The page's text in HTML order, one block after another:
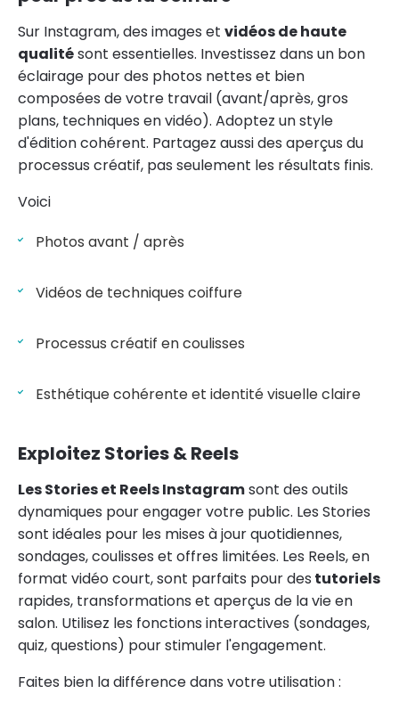
Sur Instagram, des images et vidéos de haute
qualitésont essentielles. Investissez dans un bon
éclairage pour des photos nettes et bien
composées de votre travail (avant/après, gros
plans, techniques en vidéo). Adoptez un style
d'édition cohérent. Partagez aussi des aperçus du
processus créatif, pas seulement les résultats finis.
Voici
Photos avant / après
Vidéos de techniques coiffure
Processus créatif en coulisses
Esthétique cohérente et identité visuelle claire
Exploitez Stories & Reels
Les Stories et Reels Instagramsont des outils
dynamiques pour engager votre public. Les Stories
sont idéales pour les mises à jour quotidiennes,
sondages, coulisses et offres limitées. Les Reels, en
format vidéo court, sont parfaits pour des tutoriels
rapides, transformations et aperçus de la vie en
salon. Utilisez les fonctions interactives (sondages,
quiz, questions) pour stimuler l'engagement.
Faites bien la différence dans votre utilisation :